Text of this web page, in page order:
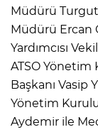
Müdürü
Müdürü Ercan
Yardımcısı
ATSO Yönetim
Başkanı Vasip
Yönetim
Aydemir ile